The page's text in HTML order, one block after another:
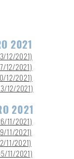
2021
12/2021)
/12/2021)
/12/2021)
12/2021)
2021
/11/2021)
11/2021)
/11/2021)
11/2021)